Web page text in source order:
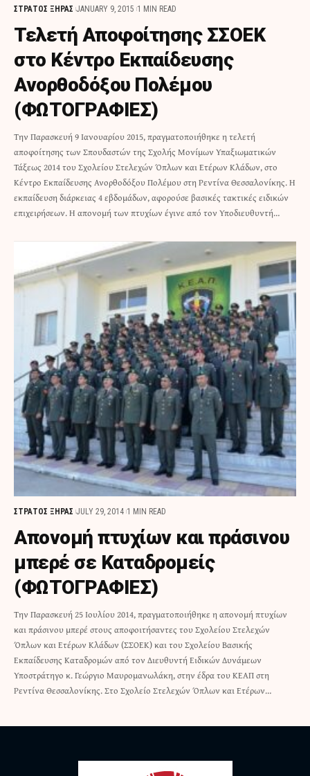
ΣΤΡΑΤΟΣ ΞΗΡΑΣ JANUARY 9, 2015 1 MIN READ
Τελετή Αποφοίτησης ΣΣΟΕΚ
στο Κέντρο Εκπαίδευσης
Ανορθοδόξου Πολέμου
(ΦΩΤΟΓΡΑΦΙΕΣ)
Την Παρασκευή 9 Ιανουαρίου 2015, πραγματοποιήθηκε η τελετή
αποφοίτησης των Σπουδαστών της Σχολής Μονίμων Υπαξιωματικών
Τάξεως 2014 του Σχολείου Στελεχών Όπλων και Ετέρων Κλάδων, στο
Κέντρο Εκπαίδευσης Ανορθοδόξου Πολέμου στη Ρεντίνα Θεσσαλονίκης. Η
εκπαίδευση διάρκειας 4 εβδομάδων, αφορούσε βασικές τακτικές ειδικών
επιχειρήσεων. Η απονομή των πτυχίων έγινε από τον Υποδιευθυντή…
ΣΤΡΑΤΟΣ ΞΗΡΑΣ JULY 29, 2014 1 MIN READ
Απονομή πτυχίων και πράσινου
μπερέ σε Καταδρομείς
(ΦΩΤΟΓΡΑΦΙΕΣ)
Την Παρασκευή 25 Ιουλίου 2014, πραγματοποιήθηκε η απονομή πτυχίων
και πράσινου μπερέ στους αποφοιτήσαντες του Σχολείου Στελεχών
Όπλων και Ετέρων Κλάδων (ΣΣΟΕΚ) και του Σχολείου Βασικής
Εκπαίδευσης Καταδρομών από τον Διευθυντή Ειδικών Δυνάμεων
Υποστράτηγο κ. Γεώργιο Μαυρομανωλάκη, στην έδρα του ΚΕΑΠ στη
Ρεντίνα Θεσσαλονίκης. Στο Σχολείο Στελεχών Όπλων και Ετέρων…